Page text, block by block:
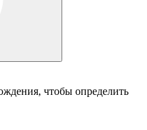
чтобы определить